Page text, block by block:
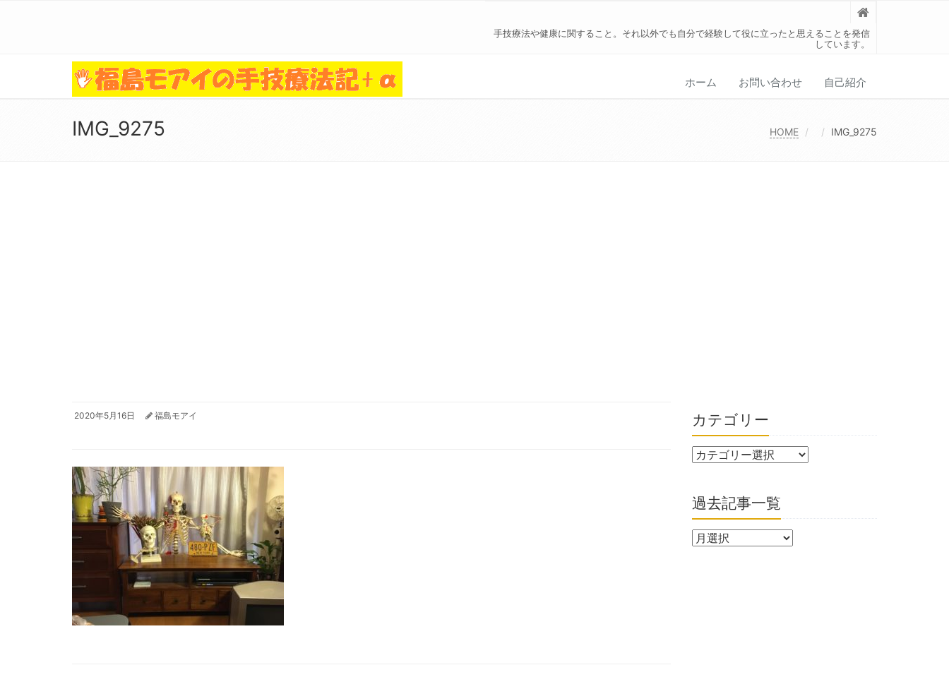
手技療法や健康に関すること。それ以外でも自分で経験して役に立ったと思えることを発信
しています。
ホーム お問い合わせ 自己紹介
IMG_9275 HOME IMG_9275
2020年5月16日 福島モアイ カテゴリー
過去記事一覧